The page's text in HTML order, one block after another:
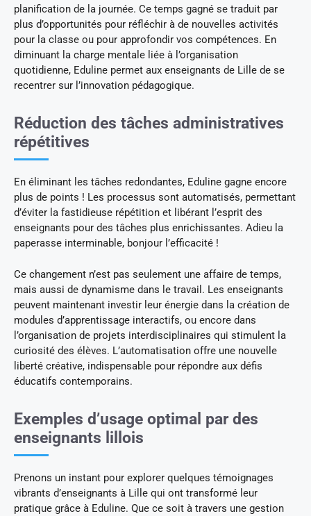
planification de la journée. Ce temps gagné se traduit par
plus d’opportunités pour réfléchir à de nouvelles activités
pour la classe ou pour approfondir vos compétences. En
diminuant la charge mentale liée à l’organisation
quotidienne, Eduline permet aux enseignants de Lille de se
recentrer sur l’innovation pédagogique.
Réduction des tâches administratives
répétitives
En éliminant les tâches redondantes, Eduline gagne encore
plus de points ! Les processus sont automatisés, permettant
d’éviter la fastidieuse répétition et libérant l’esprit des
enseignants pour des tâches plus enrichissantes. Adieu la
paperasse interminable, bonjour l’efficacité !
Ce changement n’est pas seulement une affaire de temps,
mais aussi de dynamisme dans le travail. Les enseignants
peuvent maintenant investir leur énergie dans la création de
modules d’apprentissage interactifs, ou encore dans
l’organisation de projets interdisciplinaires qui stimulent la
curiosité des élèves. L’automatisation offre une nouvelle
liberté créative, indispensable pour répondre aux défis
éducatifs contemporains.
Exemples d’usage optimal par des
enseignants lillois
Prenons un instant pour explorer quelques témoignages
vibrants d’enseignants à Lille qui ont transformé leur
pratique grâce à Eduline. Que ce soit à travers une gestion